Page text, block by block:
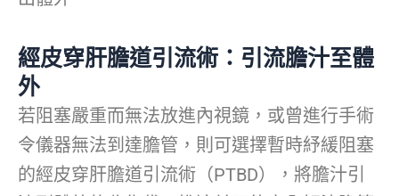
經皮穿肝膽道引流術：引流膽汁至體
外
若阻塞嚴重而無法放進內視鏡，或曾進行手術
令儀器無法到達膽管，則可選擇暫時紓緩阻塞
的經皮穿肝膽道引流術（PTBD），將膽汁引